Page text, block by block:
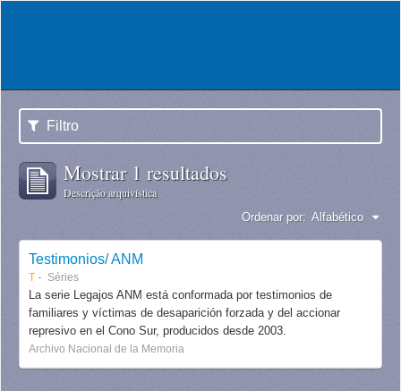
Filtro
Mostrar 1 resultados
Descrição arquivística
Ordenar por: Alfabético
Testimonios/ ANM
T Séries
La serie Legajos ANM está conformada por testimonios de
familiares y víctimas de desaparición forzada y del accionar
represivo en el Cono Sur, producidos desde 2003.
Archivo Nacional de la Memoria